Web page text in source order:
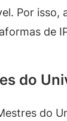
Por
de
do
do